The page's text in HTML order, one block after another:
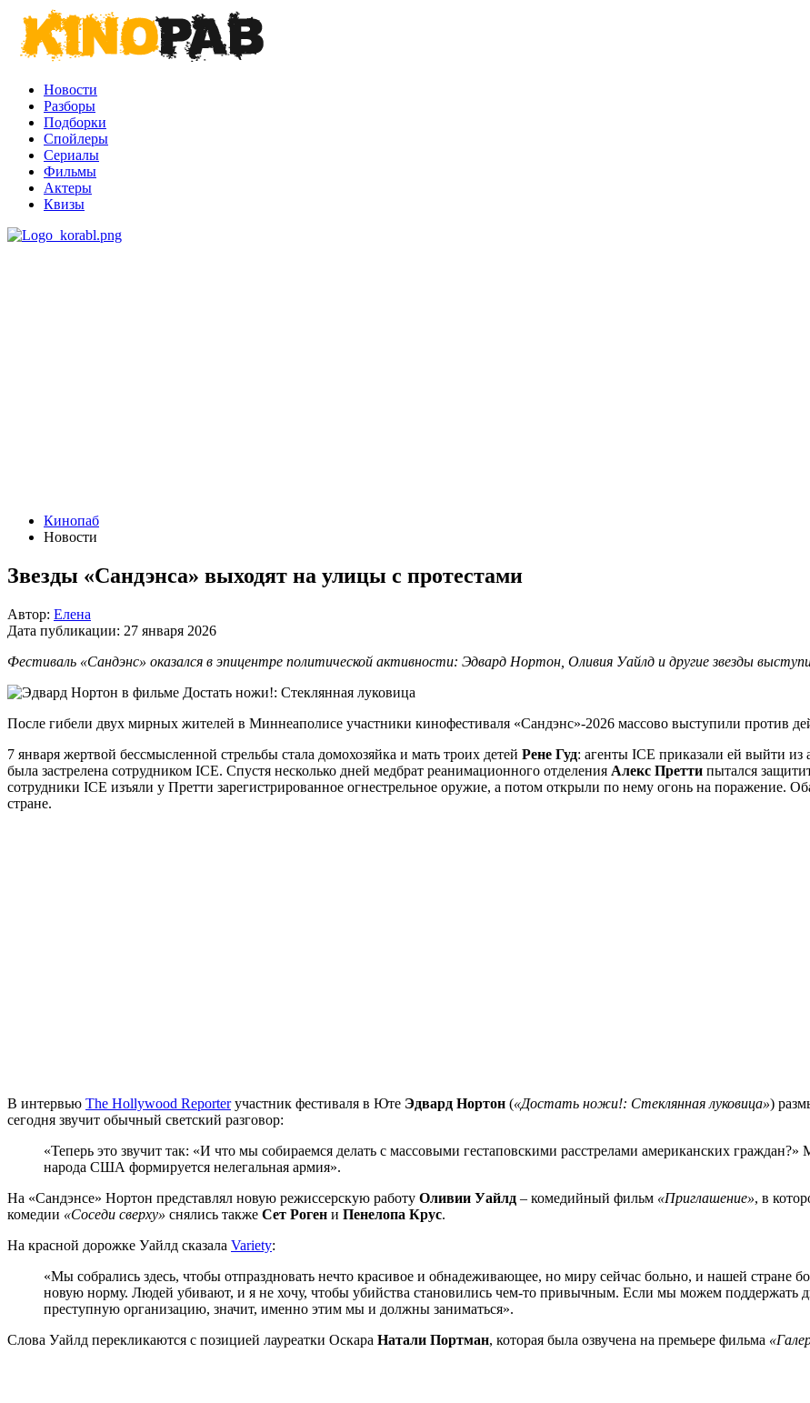
Новости
Разборы
Подборки
Спойлеры
Сериалы
Фильмы
Актеры
Квизы
Кинопаб
Новости
Звезды «Сандэнса» выходят на улицы с протестами
Автор: Елена
Дата публикации: 27 января 2026
Фестиваль «Сандэнс» оказался в эпицентре политической активности: Эдвард Нортон, Оливия Уайлд и другие звезды
После гибели двух мирных жителей в Миннеаполисе участники кинофестиваля «Сандэнс»-2026 массово выступили
7 января жертвой бессмысленной стрельбы стала домохозяйка и мать троих детей Рене Гуд: агенты ICE приказали ей выйти
была застрелена сотрудником ICE. Спустя несколько дней медбрат реанимационного отделения Алекс Претти пытался
сотрудники ICE изъяли у Претти зарегистрированное огнестрельное оружие, а потом открыли по нему огонь на поражение.
стране.
В интервью The Hollywood Reporterучастник фестиваля в Юте Эдвард Нортон («Достать ножи!: Стеклянная луковица»)
сегодня звучит обычный светский разговор:
«Теперь это звучит так: «И что мы собираемся делать с массовыми гестаповскими расстрелами американских
народа США формируется нелегальная армия».
На «Сандэнсе» Нортон представлял новую режиссерскую работу Оливии Уайлд – комедийный фильм «Приглашение», в
комедии «Соседи сверху» снялись также Сет Роген и Пенелопа Крус.
На красной дорожке Уайлд сказала Variety:
«Мы собрались здесь, чтобы отпраздновать нечто красивое и обнадеживающее, но миру сейчас больно, и нашей стране
новую норму. Людей убивают, и я не хочу, чтобы убийства становились чем-то привычным. Если мы можем поддержать
преступную организацию, значит, именно этим мы и должны заниматься».
Слова Уайлд перекликаются с позицией лауреатки Оскара Натали Портман, которая была озвучена на премьере фильма